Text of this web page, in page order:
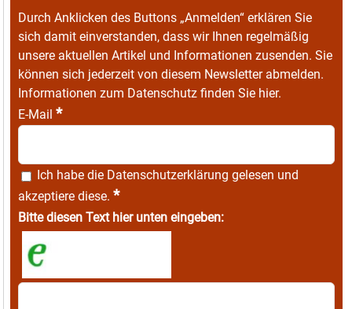
Durch Anklicken des Buttons „Anmelden“ erklären Sie
sich damit einverstanden, dass wir Ihnen regelmäßig
unsere aktuellen Artikel und Informationen zusenden. Sie
können sich jederzeit von diesem Newsletter abmelden.
Informationen zum Datenschutz finden Sie hier.
E-Mail *
Ich habe die Datenschutzerklärung gelesen und
akzeptiere diese. *
Bitte diesen Text hier unten eingeben: